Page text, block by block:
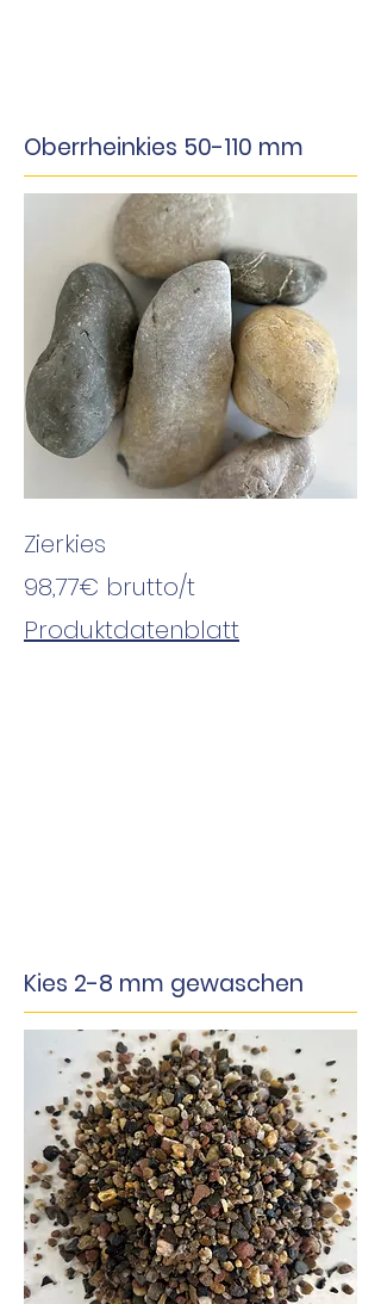
Oberrheinkies 50-110 mm
Zierkies
98,77€ brutto/t
Produktdatenblatt
Kies 2-8 mm gewaschen